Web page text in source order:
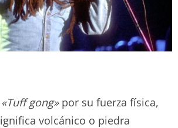
«Tuff gong»por su fuerza física,
volcánico o piedra